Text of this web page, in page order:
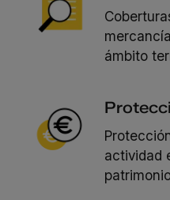
ámbito
actividad